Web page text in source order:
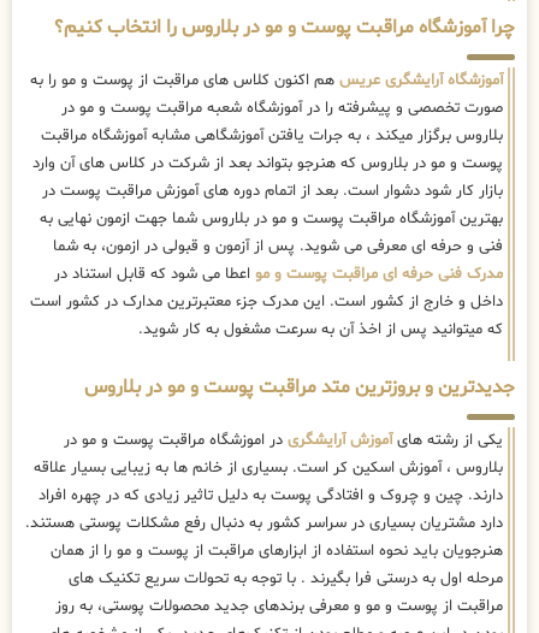
چرا آموزشگاه مراقبت پوست و مو در بلاروس را انتخاب کنیم؟
آموزشگاه آرایشگری عریس هم اکنون کلاس های مراقبت از پوست و مو را به
صورت تخصصی و پیشرفته را در آموزشگاه شعبه مراقبت پوست و مو در
بلاروس برگزار میکند ، به جرات یافتن آموزشگاهی مشابه آموزشگاه مراقبت
پوست و مو در بلاروس که هنرجو بتواند بعد از شرکت در کلاس های آن وارد
بازار کار شود دشوار است. بعد از اتمام دوره های آموزش مراقبت پوست در
بهترین آموزشگاه مراقبت پوست و مو در بلاروس شما جهت ازمون نهایی به
فنی و حرفه ای معرفی می شوید. پس از آزمون و قبولی در ازمون، به شما
مدرک فنی حرفه ای مراقبت پوست و مو اعطا می شود که قابل استناد در
داخل و خارج از کشور است. این مدرک جزء معتبرترین مدارک در کشور است
که میتوانید پس از اخذ آن به سرعت مشغول به کار شوید.
جدیدترین و بروزترین متد مراقبت پوست و مو در بلاروس
یکی از رشته هایآموزش آرایشگری در اموزشگاه مراقبت پوست و مو در
بلاروس ، آموزش اسکین کر است. بسیاری از خانم ها به زیبایی بسیار علاقه
دارند. چین و چروک و افتادگی پوست به دلیل تاثیر زیادی که در چهره افراد
دارد مشتریان بسیاری در سراسر کشور به دنبال رفع مشکلات پوستی هستند.
هنرجویان باید نحوه استفاده از ابزارهای مراقبت از پوست و مو را از همان
مرحله اول به درستی فرا بگیرند . با توجه به تحولات سریع تکنیک ‌های
مراقبت از پوست و مو و معرفی برندهای جدید محصولات پوستی، به روز